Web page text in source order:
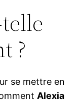
?
se mettre en
Alexia